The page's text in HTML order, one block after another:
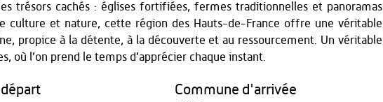
trésors cachés : églises fortifiées, fermes traditionnelles et panoramas
culture et nature, cette région des Hauts-de-France offre une véritable
propice à la détente, à la découverte et au ressourcement. Un véritable
où l’on prend le temps d’apprécier chaque instant.
Commune d'arrivée